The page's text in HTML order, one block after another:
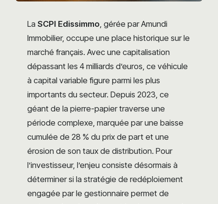
La SCPI Edissimmo, gérée par Amundi
Immobilier, occupe une place historique sur le
marché français. Avec une capitalisation
dépassant les 4 milliards d’euros, ce véhicule
à capital variable figure parmi les plus
importants du secteur. Depuis 2023, ce
géant de la pierre-papier traverse une
période complexe, marquée par une baisse
cumulée de 28 % du prix de part et une
érosion de son taux de distribution. Pour
l’investisseur, l’enjeu consiste désormais à
déterminer si la stratégie de redéploiement
engagée par le gestionnaire permet de